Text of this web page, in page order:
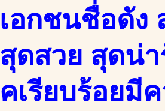
เอกชนชื่อดัง
สุดสวย สุดน่า
คเรียบร้อยมี